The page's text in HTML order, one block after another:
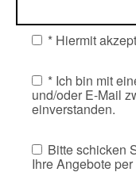
* Hiermit
* Ich bin mit
und/oder E-Mail
einverstanden.
Bitte schicken
Ihre Angebote